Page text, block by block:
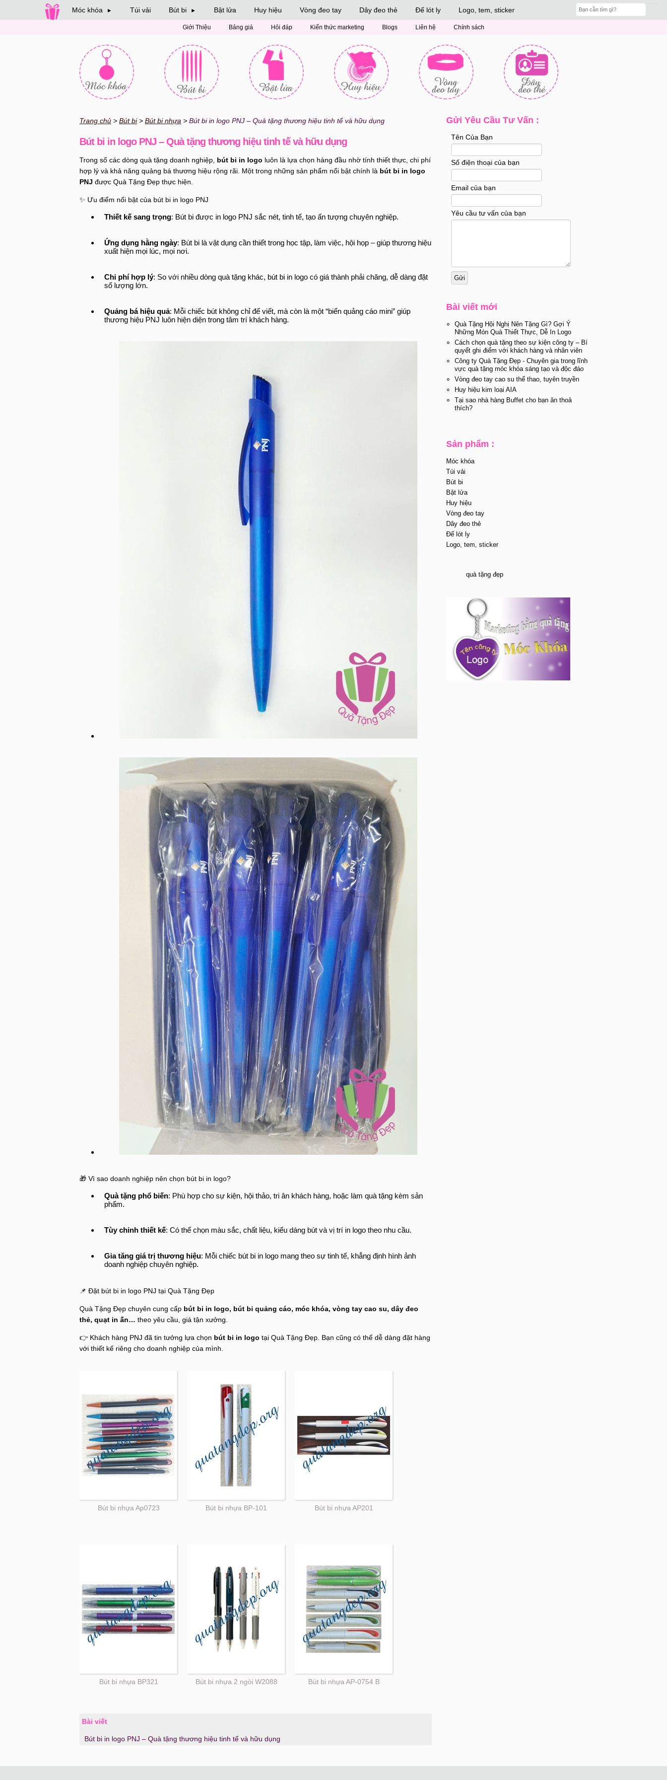
Móc khóa ► Túi vải Bút bi ► Bật lửa Huy hiệu Vòng đeo tay Dây đeo thẻ Đế lót ly Logo, tem, sticker
Giới Thiệu Bảng giá Hỏi đáp Kiến thức marketing Blogs Liên hệ Chính sách
Trang chủ Bút bi Bút bi nhựa Bút bi in logo PNJ – Quà tặng thương hiệu tinh tế và hữu dụng
Bút bi in logo PNJ – Quà tặng thương hiệu tinh tế và hữu dụng
Trong số các dòng quà tặng doanh nghiệp, bút bi in logo luôn là lựa chọn hàng đầu nhờ tính thiết thực, chi phí
hợp lý và khả năng quảng bá thương hiệu rộng rãi. Một trong những sản phẩm nổi bật chính là bút bi in logo
PNJ được Quà Tặng Đẹp thực hiện.
✨ Ưu điểm nổi bật của bút bi in logo PNJ
Thiết kế sang trọng: Bút bi được in logo PNJ sắc nét, tinh tế, tạo ấn tượng chuyên nghiệp.
Ứng dụng hằng ngày: Bút bi là vật dụng cần thiết trong học tập, làm việc, hội họp – giúp thương hiệu
xuất hiện mọi lúc, mọi nơi.
Chi phí hợp lý: So với nhiều dòng quà tặng khác, bút bi in logo có giá thành phải chăng, dễ dàng đặt
số lượng lớn.
Quảng bá hiệu quả: Mỗi chiếc bút không chỉ để viết, mà còn là một “biển quảng cáo mini” giúp
thương hiệu PNJ luôn hiện diện trong tâm trí khách hàng.
🎁 Vì sao doanh nghiệp nên chọn bút bi in logo?
Quà tặng phổ biến: Phù hợp cho sự kiện, hội thảo, tri ân khách hàng, hoặc làm quà tặng kèm sản
phẩm.
Tùy chỉnh thiết kế: Có thể chọn màu sắc, chất liệu, kiểu dáng bút và vị trí in logo theo nhu cầu.
Gia tăng giá trị thương hiệu: Mỗi chiếc bút bi in logo mang theo sự tinh tế, khẳng định hình ảnh
doanh nghiệp chuyên nghiệp.
📌 Đặt bút bi in logo PNJ tại Quà Tặng Đẹp
Quà Tặng Đẹp chuyên cung cấp bút bi in logo, bút bi quảng cáo, móc khóa, vòng tay cao su, dây đeo
thẻ, quạt in ấn… theo yêu cầu, giá tận xưởng.
👉 Khách hàng PNJ đã tin tưởng lựa chọn bút bi in logo tại Quà Tặng Đẹp. Bạn cũng có thể dễ dàng đặt hàng
với thiết kế riêng cho doanh nghiệp của mình.
Bút bi nhựa Ap0723 Bút bi nhựa BP-101 Bút bi nhựa AP201
Bút bi nhựa BP321 Bút bi nhựa 2 ngòi W2088 Bút bi nhựa AP-0754 B
Bài viết
Bút bi in logo PNJ – Quà tặng thương hiệu tinh tế và hữu dụng
Gửi Yêu Cầu Tư Vấn :
Tên Của Bạn
Số điện thoại của bạn
Email của bạn
Yêu cầu tư vấn của bạn
Bài viết mới
Quà Tặng Hội Nghị Nên Tặng Gì? Gợi Ý
Những Món Quà Thiết Thực, Dễ In Logo
Cách chọn quà tặng theo sự kiện công ty – Bí
quyết ghi điểm với khách hàng và nhân viên
Công ty Quà Tặng Đẹp - Chuyên gia trong lĩnh
vực quà tặng móc khóa sáng tạo và độc đáo
Vòng đeo tay cao su thể thao, tuyên truyền
Huy hiệu kim loại AIA
Tại sao nhà hàng Buffet cho bạn ăn thoả
thích?
Sản phẩm :
Móc khóa
Túi vải
Bút bi
Bật lửa
Huy hiệu
Vòng đeo tay
Dây đeo thẻ
Đế lót ly
Logo, tem, sticker
quà tặng đẹp